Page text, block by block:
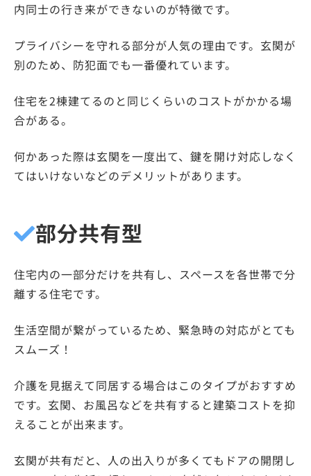
内同士の行き来ができないのが特徴です。
プライバシーを守れる部分が人気の理由です。玄関が
別のため、防犯面でも一番優れています。
住宅を2棟建てるのと同じくらいのコストがかかる場
合がある。
何かあった際は玄関を一度出て、鍵を開け対応しなく
てはいけないなどのデメリットがあります。
部分共有型
住宅内の一部分だけを共有し、スペースを各世帯で分
離する住宅です。
生活空間が繋がっているため、緊急時の対応がとても
スムーズ！
介護を見据えて同居する場合はこのタイプがおすすめ
です。玄関、お風呂などを共有すると建築コストを抑
えることが出来ます。
玄関が共有だと、人の出入りが多くてもドアの開閉し